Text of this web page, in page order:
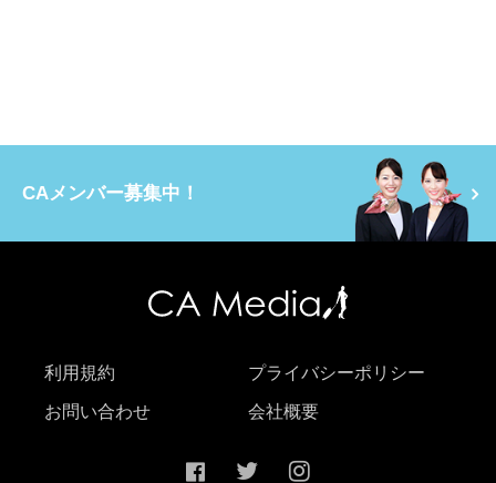
CAメンバー募集中！
利用規約 プライバシーポリシー
お問い合わせ 会社概要